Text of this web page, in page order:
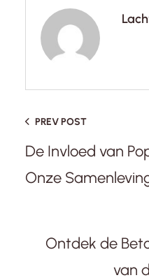
PREV POST
De Invloed van
Onze
Ontdek de
van